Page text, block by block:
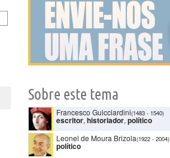
Sobre este tema
Francesco Guicciardini(1483 - 1540)
escritor, historiador, político
Leonel de Moura Brizola(1922 - 2004)
político